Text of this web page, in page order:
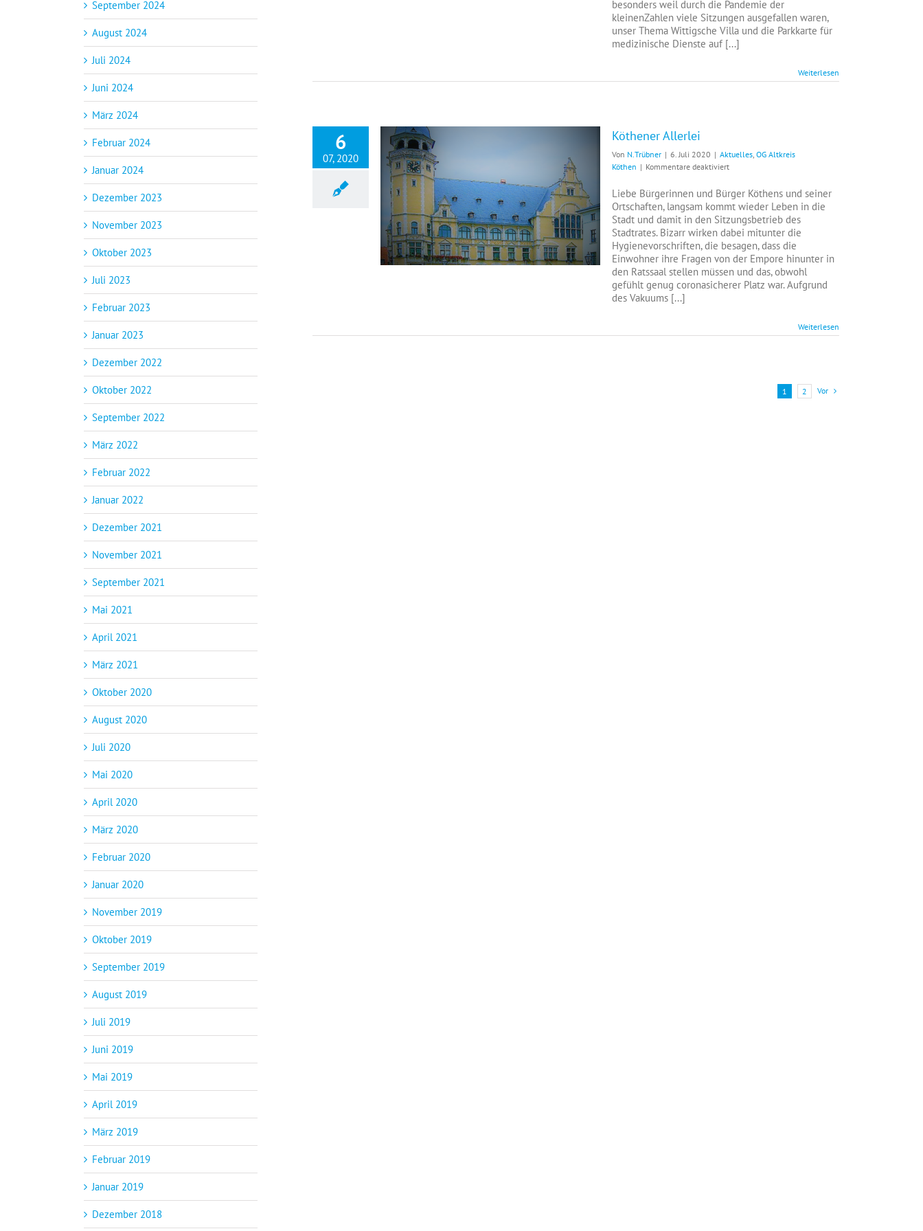
Demokratie?
besonders weil durch die Pandemie der
kleinenZahlen viele Sitzungen ausgefallen waren,
unser Thema Wittigsche Villa und die Parkkarte für
medizinische Dienste auf [...]
Weiterlesen
6
07, 2020
Köthener Allerlei
Von N.Trübner | 6. Juli 2020 | Aktuelles, OG Altkreis
Köthen | Kommentare deaktiviertfür
Allerlei
Liebe Bürgerinnen und Bürger Köthens und seiner
Ortschaften, langsam kommt wieder Leben in die
Stadt und damit in den Sitzungsbetrieb des
Stadtrates. Bizarr wirken dabei mitunter die
Hygienevorschriften, die besagen, dass die
Einwohner ihre Fragen von der Empore hinunter in
den Ratssaal stellen müssen und das, obwohl
gefühlt genug coronasicherer Platz war. Aufgrund
des Vakuums [...]
Weiterlesen
1 2 Vor
September 2024
August 2024
Juli 2024
Juni 2024
März 2024
Februar 2024
Januar 2024
Dezember 2023
November 2023
Oktober 2023
Juli 2023
Februar 2023
Januar 2023
Dezember 2022
Oktober 2022
September 2022
März 2022
Februar 2022
Januar 2022
Dezember 2021
November 2021
September 2021
Mai 2021
April 2021
März 2021
Oktober 2020
August 2020
Juli 2020
Mai 2020
April 2020
März 2020
Februar 2020
Januar 2020
November 2019
Oktober 2019
September 2019
August 2019
Juli 2019
Juni 2019
Mai 2019
April 2019
März 2019
Februar 2019
Januar 2019
Dezember 2018